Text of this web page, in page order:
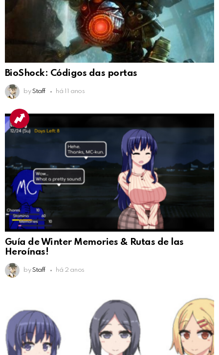
BioShock: Códigos das portas
by Staff há 11 anos
Guía de Winter Memories & Rutas de las
Heroínas!
by Staff há 2 anos